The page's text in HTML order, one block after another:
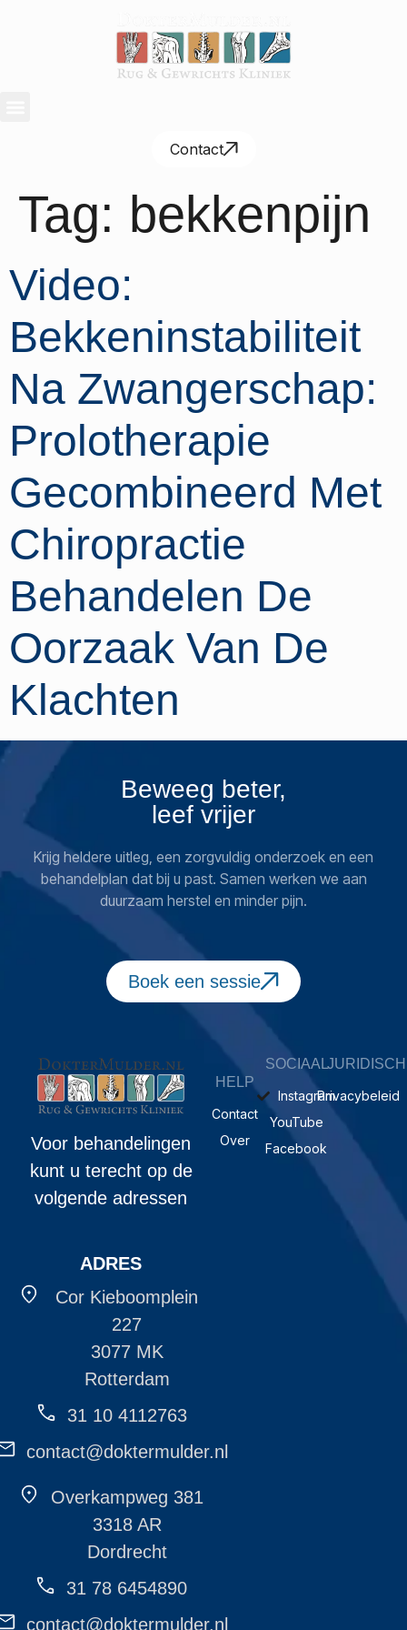
Contact
Tag: bekkenpijn
Video:
Bekkeninstabiliteit
Na Zwangerschap:
Prolotherapie
Gecombineerd Met
Chiropractie
Behandelen De
Oorzaak Van De
Klachten
Beweeg beter,
leef vrijer
Krijg heldere uitleg, een zorgvuldig onderzoek en een
behandelplan dat bij u past. Samen werken we aan
duurzaam herstel en minder pijn.
Boek een sessie
Voor behandelingen
kunt u terecht op de
volgende adressen
ADRES
Cor Kieboomplein
227
3077 MK
Rotterdam
31 10 4112763
contact@doktermulder.nl
Overkampweg 381
3318 AR
Dordrecht
31 78 6454890
contact@doktermulder.nl
HELP
Contact
Over
SOCIAAL
Instagram
YouTube
Facebook
JURIDISCH
Privacybeleid